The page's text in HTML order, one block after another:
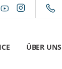
ÜBER UNS